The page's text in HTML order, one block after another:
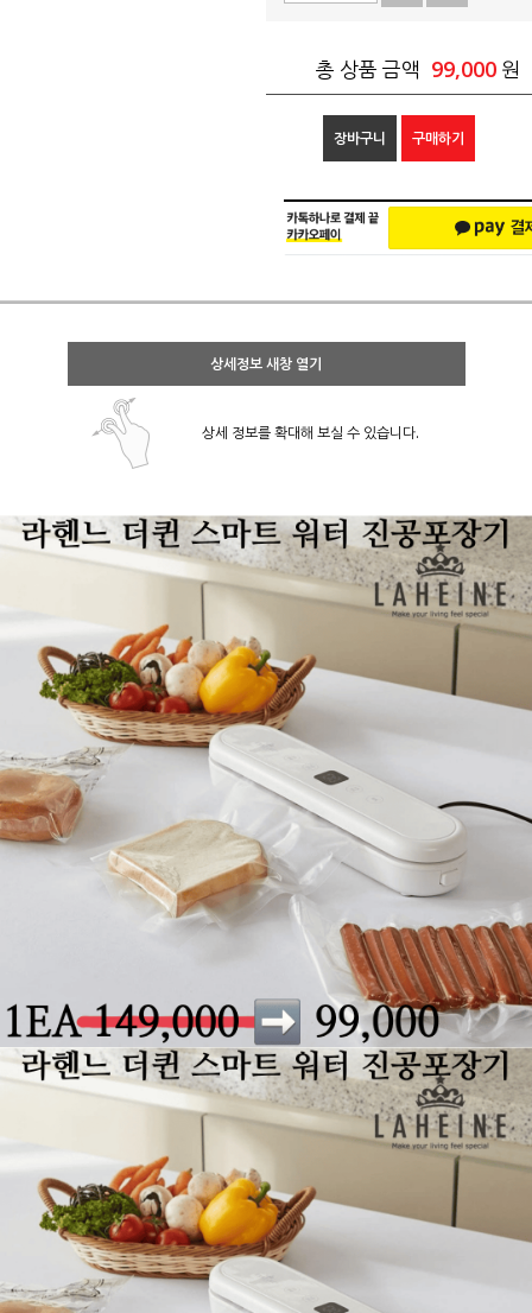
총 상품 금액 99,000 원
장바구니 구매하기
상세정보 새창 열기
상세 정보를 확대해 보실 수 있습니다.